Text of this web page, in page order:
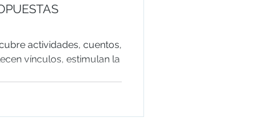
actividades, cuentos,
vínculos, estimulan la